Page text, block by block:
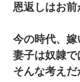
恩返しはお前
今の時代、
妻子は奴隷
そんな考え